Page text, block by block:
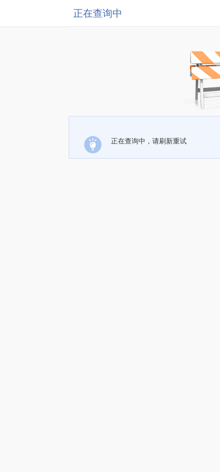
正在查询中
正在查询中，请刷新重试